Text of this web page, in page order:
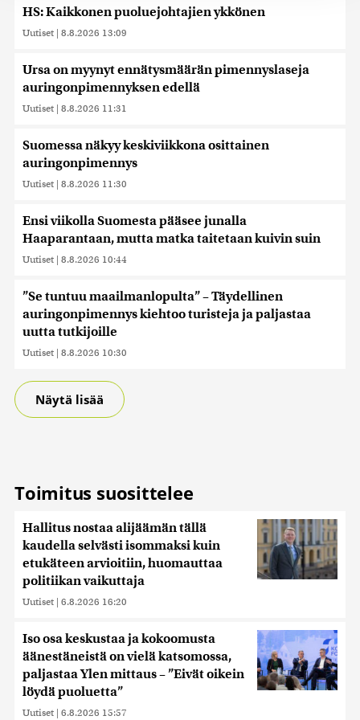
jaamme sosiaalisen median, mainosalan ja analytiikka-
sivustoamme. Kumppanimme voivat yhdistää näitä
kerätty, kun olet käyttänyt heidän palvelujaan. Tietoja
saatetaan myös siirtää ulkomaille.
HS: Kaikkonen puoluejohtajien ykkönen
Uutiset | 8.8.2026 13:09
Ursa on myynyt ennätysmäärän pimennyslaseja
auringonpimennyksen edellä
Uutiset | 8.8.2026 11:31
Suomessa näkyy keskiviikkona osittainen
auringonpimennys
Uutiset | 8.8.2026 11:30
Ensi viikolla Suomesta pääsee junalla
Haaparantaan, mutta matka taitetaan kuivin suin
Uutiset | 8.8.2026 10:44
”Se tuntuu maailmanlopulta” – Täydellinen
auringonpimennys kiehtoo turisteja ja paljastaa
uutta tutkijoille
Uutiset | 8.8.2026 10:30
Näytä lisää
Toimitus suosittelee
Hallitus nostaa alijäämän tällä
kaudella selvästi isommaksi kuin
etukäteen arvioitiin, huomauttaa
politiikan vaikuttaja
Uutiset | 6.8.2026 16:20
Iso osa keskustaa ja kokoomusta
äänestäneistä on vielä katsomossa,
paljastaa Ylen mittaus – ”Eivät oikein
löydä puoluetta”
Uutiset | 6.8.2026 15:57